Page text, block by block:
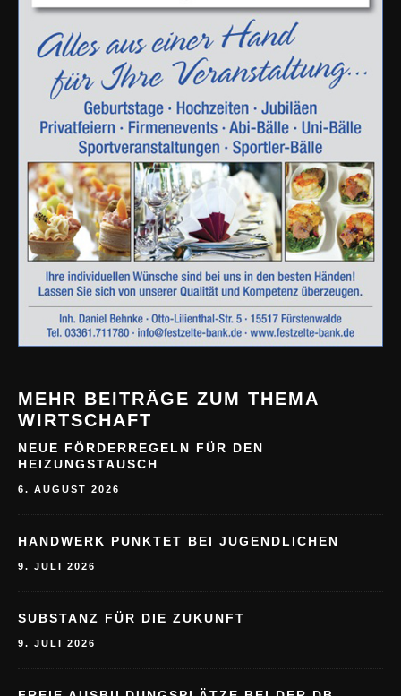
MEHR BEITRÄGE ZUM THEMA
WIRTSCHAFT
NEUE FÖRDERREGELN FÜR DEN
HEIZUNGSTAUSCH
6. AUGUST 2026
HANDWERK PUNKTET BEI JUGENDLICHEN
9. JULI 2026
SUBSTANZ FÜR DIE ZUKUNFT
9. JULI 2026